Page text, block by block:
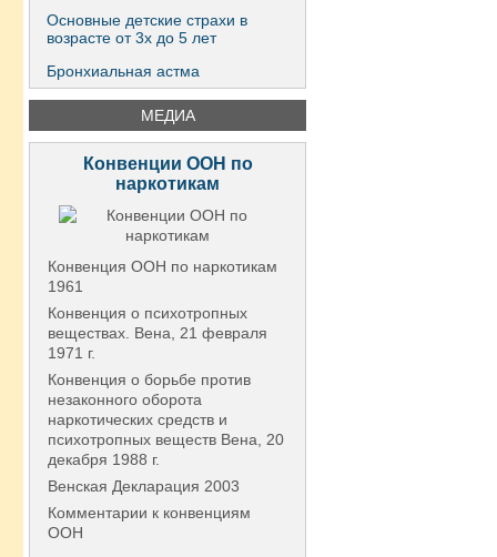
Основные детские страхи в
возрасте от 3х до 5 лет
Бронхиальная астма
МЕДИА
Конвенции ООН по
наркотикам
Конвенция ООН по наркотикам
1961
Конвенция о психотропных
веществах. Вена, 21 февраля
1971 г.
Конвенция о борьбе против
незаконного оборота
наркотических средств и
психотропных веществ Вена, 20
декабря 1988 г.
Венская Декларация 2003
Комментарии к конвенциям
ООН